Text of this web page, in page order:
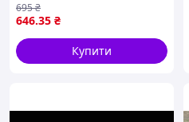
фарі) MAN F2000, M 2000 L,
646.35 ₴
695₴
Купити